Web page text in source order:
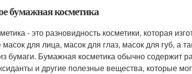
бумажная косметика
- это разновидность косметики, которая
для лица, масок для глаз, масок для губ, а
бумаги. Бумажная косметика обычно содержит
и другие полезные вещества, которые